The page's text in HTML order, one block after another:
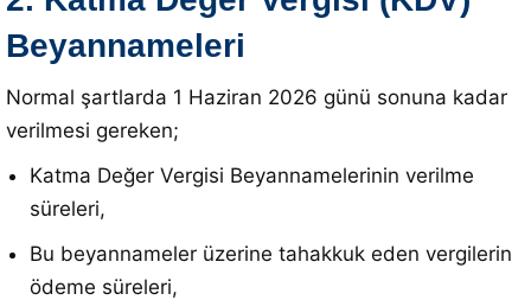
Beyannameleri
Normal şartlarda 1 Haziran 2026 günü sonuna kadar
verilmesi gereken;
Katma Değer Vergisi Beyannamelerinin verilme
süreleri,
Bu beyannameler üzerine tahakkuk eden vergilerin
ödeme süreleri,